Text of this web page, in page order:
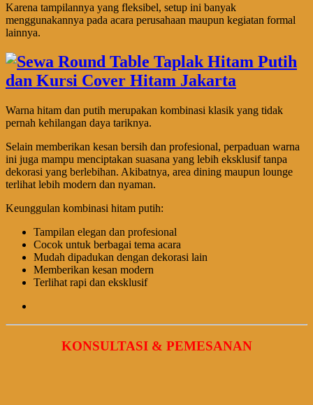
Karena tampilannya yang fleksibel, setup ini banyak
menggunakannya pada acara perusahaan maupun kegiatan formal
lainnya.
Warna hitam dan putih merupakan kombinasi klasik yang tidak
pernah kehilangan daya tariknya.
Selain memberikan kesan bersih dan profesional, perpaduan warna
ini juga mampu menciptakan suasana yang lebih eksklusif tanpa
dekorasi yang berlebihan. Akibatnya, area dining maupun lounge
terlihat lebih modern dan nyaman.
Keunggulan kombinasi hitam putih:
Tampilan elegan dan profesional
Cocok untuk berbagai tema acara
Mudah dipadukan dengan dekorasi lain
Memberikan kesan modern
Terlihat rapi dan eksklusif
KONSULTASI & PEMESANAN